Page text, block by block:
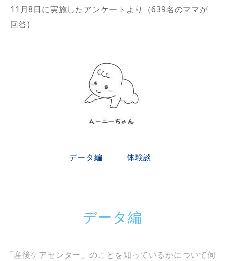
11月8日に実施したアンケートより（639名のママが
回答)
データ編 体験談
データ編
「産後ケアセンター」のことを知っているかについて伺